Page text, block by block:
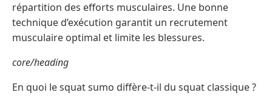
répartition des efforts musculaires. Une bonne
technique d’exécution garantit un recrutement
musculaire optimal et limite les blessures.
core/heading
En quoi le squat sumo diffère-t-il du squat classique ?